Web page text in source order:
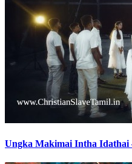
Ungka Makimai Intha